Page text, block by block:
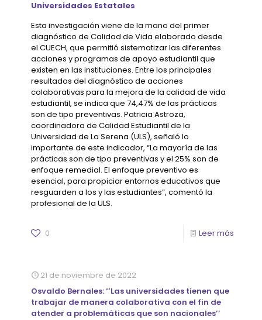
Universidades Estatales
Esta investigación viene de la mano del primer
diagnóstico de Calidad de Vida elaborado desde
el CUECH, que permitió sistematizar las diferentes
acciones y programas de apoyo estudiantil que
existen en las instituciones. Entre los principales
resultados del diagnóstico de acciones
colaborativas para la mejora de la calidad de vida
estudiantil, se indica que 74,47% de las prácticas
son de tipo preventivas. Patricia Astroza,
coordinadora de Calidad Estudiantil de la
Universidad de La Serena (ULS), señaló lo
importante de este indicador, “La mayoría de las
prácticas son de tipo preventivas y el 25% son de
enfoque remedial. El enfoque preventivo es
esencial, para propiciar entornos educativos que
resguarden a los y las estudiantes”, comentó la
profesional de la ULS.
0 Leer más
21 de noviembre de 2022
Osvaldo Bernales: ‘’Las universidades tienen que
trabajar de manera colaborativa con el fin de
atender a problemáticas que son nacionales’’